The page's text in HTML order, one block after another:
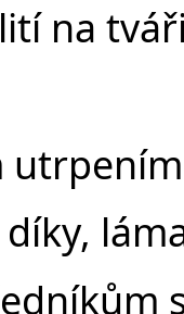
na
utrpením